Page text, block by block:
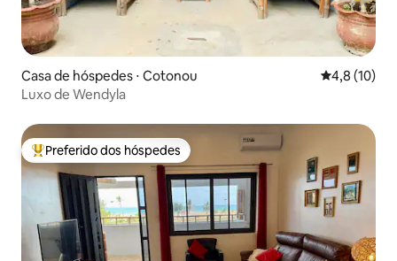
Casa de hóspedes ⋅ Cotonou 4,8 de uma
4,8 (10)
Luxo de Wendyla
Entre os melhores preferidos dos hóspedes
Preferido dos hóspedes